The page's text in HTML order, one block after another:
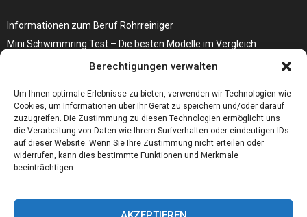
Berechtigungen verwalten
Um Ihnen optimale Erlebnisse zu bieten, verwenden wir Technologien wie
Cookies, um Informationen über Ihr Gerät zu speichern und/oder darauf
zuzugreifen. Die Zustimmung zu diesen Technologien ermöglicht uns
die Verarbeitung von Daten wie Ihrem Surfverhalten oder eindeutigen IDs
auf dieser Website. Wenn Sie Ihre Zustimmung nicht erteilen oder
widerrufen, kann dies bestimmte Funktionen und Merkmale
beeinträchtigen.
Informationen zum Beruf Rohrreiniger
Mini Schwimmring Test – Die besten Modelle im Vergleich
Die Sackentleerung verläuft mit der richtigen Anlage erheblich
effizienter